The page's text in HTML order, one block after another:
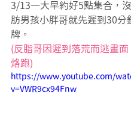
3/13一大早約好5點集合，
肪男孩小胖哥就先遲到30分
牌。
(反脂哥因遲到落荒而逃畫面
烙跑)
https://www.youtube.com/
v=VWR9cx94Fnw